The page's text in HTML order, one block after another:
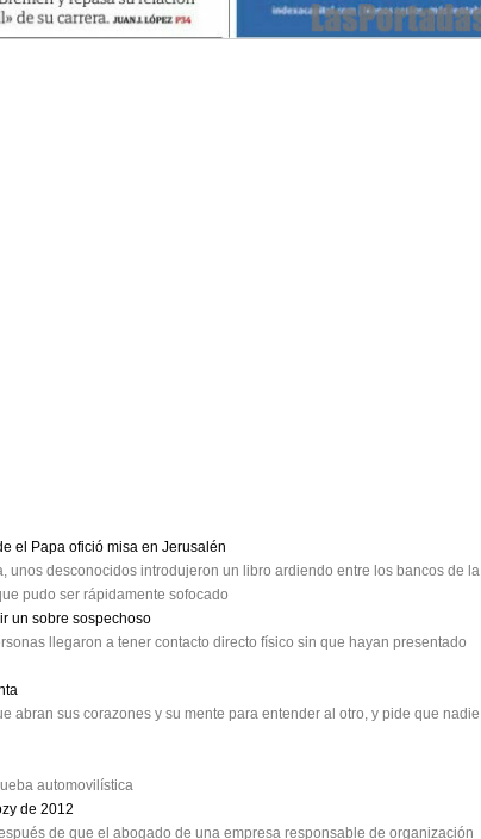
el Papa ofició misa en Jerusalén
unos desconocidos introdujeron un libro ardiendo entre los bancos de la
pudo ser rápidamente sofocado
un sobre sospechoso
llegaron a tener contacto directo físico sin que hayan presentado
abran sus corazones y su mente para entender al otro, y pide que nadie
automovilística
de 2012
de que el abogado de una empresa responsable de organización